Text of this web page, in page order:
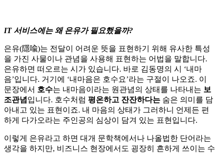
IT 서비스에는 왜 은유가 필요했을까?
은유(隱喩)는 전달이 어려운 뜻을 표현하기 위해 유사한 특성
을 가진 사물이나 관념을 사용해 표현하는 어법을 말합니다.
은유하면 떠오르는 시가 있습니다. 바로 김동명의 시 ‘내마
음’입니다. 거기에 ‘내마음은 호수요’라는 구절이 나오죠. 이
문장에서 호수는 내마음이라는 원관념의 상태를 나타내는 보
조관념입니다. 호수처럼 평온하고 잔잔하다는 숨은 의미를 담
아내고 있는 표현이죠. 내 마음의 상태가 그러하니 언제든 편
하게 다가오라는 주인공의 심상이 담겨 있는 표현입니다.
이렇게 은유라고 하면 대개 문학책에서나 나올법한 단어라는
생각을 하지만, 비즈니스 현장에서도 굉장히 흔하게 쓰이는 수